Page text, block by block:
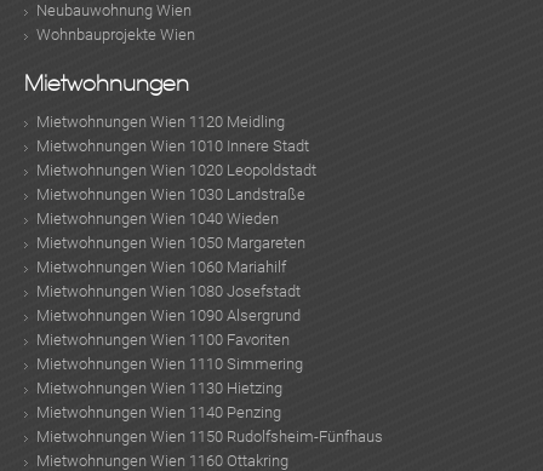
Neubauwohnung Wien
Wohnbauprojekte Wien
Mietwohnungen
Mietwohnungen Wien 1120 Meidling
Mietwohnungen Wien 1010 Innere Stadt
Mietwohnungen Wien 1020 Leopoldstadt
Mietwohnungen Wien 1030 Landstraße
Mietwohnungen Wien 1040 Wieden
Mietwohnungen Wien 1050 Margareten
Mietwohnungen Wien 1060 Mariahilf
Mietwohnungen Wien 1080 Josefstadt
Mietwohnungen Wien 1090 Alsergrund
Mietwohnungen Wien 1100 Favoriten
Mietwohnungen Wien 1110 Simmering
Mietwohnungen Wien 1130 Hietzing
Mietwohnungen Wien 1140 Penzing
Mietwohnungen Wien 1150 Rudolfsheim-Fünfhaus
Mietwohnungen Wien 1160 Ottakring